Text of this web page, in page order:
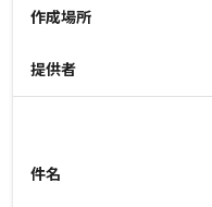
作成場所
提供者
件名